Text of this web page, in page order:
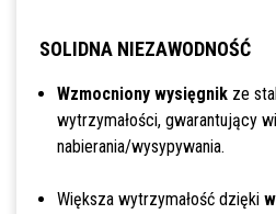
SOLIDNA NIEZAWODNOŚĆ
Wzmocniony wysięgnikze
wytrzymałości, gwarantujący
nabierania/wysypywania.
Większa wytrzymałość dzięki